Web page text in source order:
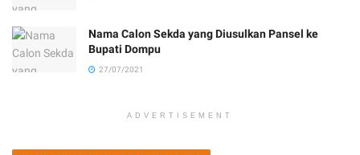
Nama Calon Sekda yang Diusulkan Pansel ke
Bupati Dompu
27/07/2021
ADVERTISEMENT